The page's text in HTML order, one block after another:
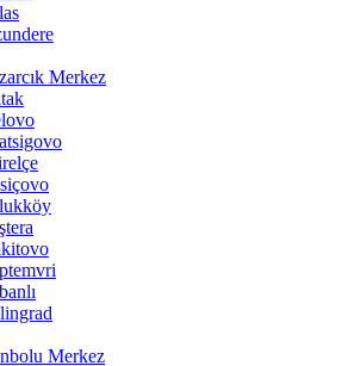
Merkez
Merkez